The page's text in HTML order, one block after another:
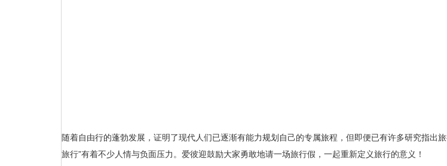
随着自由行的蓬勃发展，证明了现代人们已逐渐有能力规划自己的专属旅程，但即便已有许多研究指出
旅行”有着不少人情与负面压力。爱彼迎鼓励大家勇敢地请一场旅行假，一起重新定义旅行的意义！